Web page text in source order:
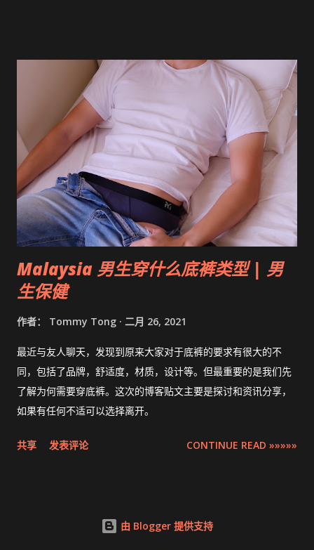
Malaysia 男生穿什么底裤类型 | 男
生保健
作者： Tommy Tong 二月 26, 2021
最近与友人聊天，发现到原来大家对于底裤的要求有很大的不
同，包括了品牌，舒适度，材质，设计等。但最重要的是我们先
了解为何需要穿底裤。这次的博客贴文主要是探讨和资讯分享，
如果有任何不适可以选择离开。
共享 发表评论 CONTINUE READ »»»»»
由 Blogger 提供支持